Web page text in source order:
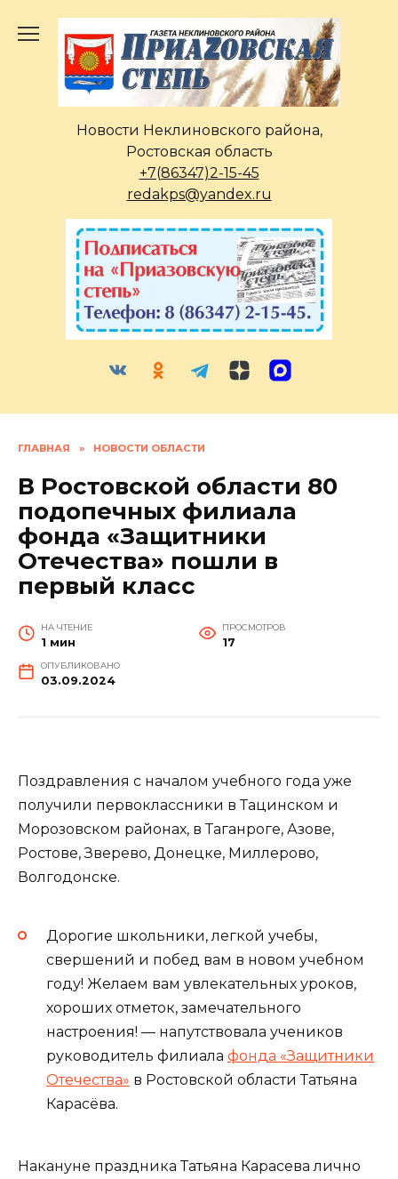
содержанию
Новости Неклиновского района,
Ростовская область
+7(86347)2-15-45
redakps@yandex.ru
ГЛАВНАЯ » НОВОСТИ ОБЛАСТИ
В Ростовской области 80
подопечных филиала
фонда «Защитники
Отечества» пошли в
первый класс
НА ЧТЕНИЕ
1 мин
ПРОСМОТРОВ
17
ОПУБЛИКОВАНО
03.09.2024
Поздравления с началом учебного года уже
получили первоклассники в Тацинском и
Морозовском районах, в Таганроге, Азове,
Ростове, Зверево, Донецке, Миллерово,
Волгодонске.
Дорогие школьники, легкой учебы,
свершений и побед вам в новом учебном
году! Желаем вам увлекательных уроков,
хороших отметок, замечательного
настроения! — напутствовала учеников
руководитель филиала фонда «Защитники
Отечества» в Ростовской области Татьяна
Карасёва.
Накануне праздника Татьяна Карасева лично